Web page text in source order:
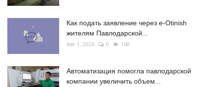
Как подать заявление через e-Otinish
жителям Павлодарской...
Авг 1, 2026 0 168
Автоматизация помогла павлодарской
компании увеличить объем...